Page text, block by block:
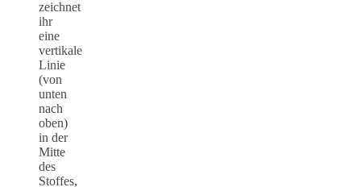
zeichnet
ihr
eine
vertikale
Linie
(von
unten
nach
oben)
in der
Mitte
des
Stoffes,